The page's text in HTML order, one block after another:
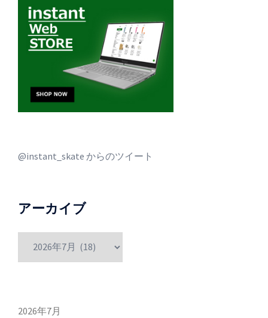
@instant_skate からのツイート
アーカイブ
2026年7月